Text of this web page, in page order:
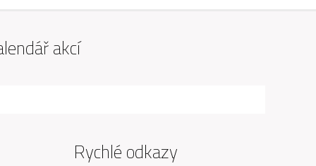
akcí
Rychlé odkazy